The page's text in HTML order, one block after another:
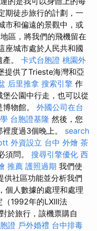
期徒步旅行的計劃，一
市和偏遠的景觀中，或
區，將我們的飛機留在
座城市處於人民共和國
。 卡式台胞證 桃園外
提供了Trieste海灣和亞
后里推拿 搜索引擎 作
公園中行走，也可以從
物館。 外國公司在台
台胞證基隆 然後，您
度過3個晚上。 search
外資設立 台中 外燴 茶
須問。 搜尋引擎優化 西
推薦 護照過期 我們使
社區功能並分析我們
個人數據的處理和處理
1992年的LXIII法
對於旅行，該機票購自
證 戶外婚禮 台中排毒